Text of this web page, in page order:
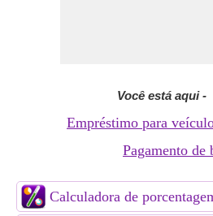
Você está aqui-
Empréstimo para
Pagamento de
Calculadora de